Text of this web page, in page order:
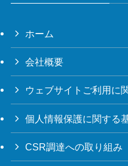
ホーム
会社概要
ウェブサイトご利用に
個人情報保護に関する
CSR調達への取り組み